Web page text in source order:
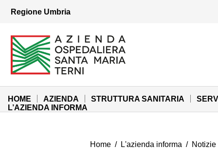
Vai al menu di navigazione
Regione Umbria
Azienda Ospedaliera Santa Maria di Terni
Sito Istituzionale
HOME AZIENDA STRUTTURA SANITARIA
L’AZIENDA INFORMA
Home / L'azienda informa / Notizie